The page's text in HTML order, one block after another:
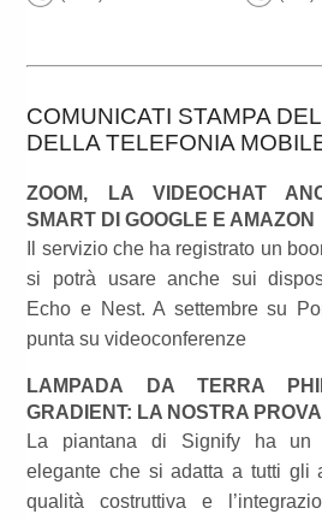
COMUNICATI STAMPA
DELLA TELEFONIA
ZOOM, LA VIDEOCHAT
SMART DI GOOGLE E AMAZON
Il servizio che ha registrato un
si potrà usare anche sui
Echo e Nest. A settembre su
punta su videoconferenze
LAMPADA DA TERRA
GRADIENT: LA NOSTRA PROVA
La piantana di Signify ha un
elegante che si adatta a tutti gli
qualità costruttiva e